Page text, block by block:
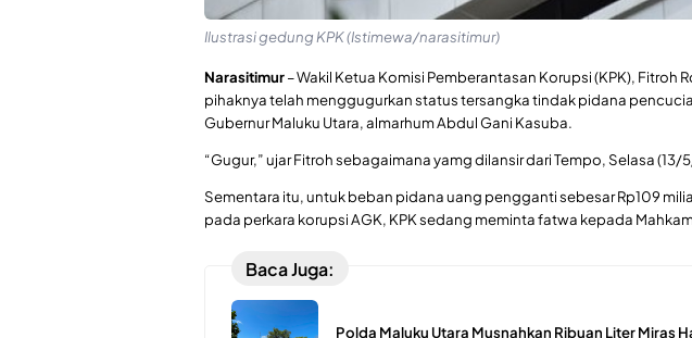
Ilustrasi gedung KPK (Istimewa/narasitimur)
Narasitimur– Wakil Ketua Komisi Pemberantasan Korupsi (KPK), Fitroh
pihaknya telah menggugurkan status tersangka tindak pidana
Gubernur Maluku Utara, almarhum Abdul Gani Kasuba.
“Gugur,” ujar Fitroh sebagaimana yamg dilansir dari Tempo, Selasa (13/
Sementara itu, untuk beban pidana uang pengganti sebesar Rp109
pada perkara korupsi AGK, KPK sedang meminta fatwa kepada
Baca Juga:
Polda Maluku Utara Musnahkan Ribuan Liter Miras